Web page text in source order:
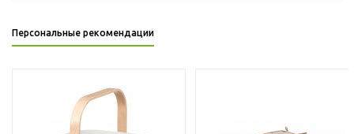
Персональные рекомендации